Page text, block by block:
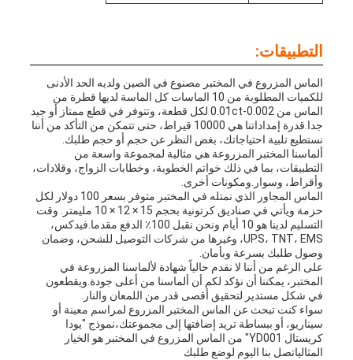
التطبيقات:
الماس المزروع في المختبر مصنوع في الصين ولديه الحد الأدنى
للكميات المطلوبة من 10 الماسات كل الماسة لديها قطرة من
الماس من 0.002-0.01ct لكل قطعة، وتتوفر في قطع ممتاز أو جيد
جدا.قدرة إمداداتنا هي 10000 قيراط، حتى تتمكن من التأكد من أننا
نستطيع تلبية احتياجاتك، بغض النظر عن حجم أو حجم طلبك.
ألماسنا المختبر المزروعة هي مثالية لمجموعة واسعة من
التطبيقات، بما في ذلك خواتم الخطوبة، وخطابات الزواج، وقلادات،
وأقراط، وسوار.ومكونات أخرى.
الماس المجاور الذي نمتله في المختبر متوفر بسعر 100 دولار لكل
حزمة ويأتي في صناديق كرتونية بحجم 15 × 12 × 10 مليمتر. وقت
التسليم لدينا هو 10 أيام ونحن نقبل 100٪ الدفع مقدما.فيدكس،
UPS، TNT، EMS، وغيرها من شركات التوصيل للشحن، وضمان
وصول طلبك بسرعة وبأمان.
على الرغم من أننا لا نقدم حالياً شهادة لألماسنا المزروعة في
المختبر، يمكننا أن نؤكد لكم أن ألماسنا من أعلى جودة.ويقطعون
في شكل مستدير لتحقيق أقصى قدر من اللمعان والنار.
سواء كنت تبحث عن الماس المختبر المزروع لمراسم معينة أو
سيناريو، أو ببساطة تريد إضافتها إلى مجموعتك،نموذج "يودا
كريستال YD001" من الماس المزروع في المختبر هو الخيار
المثالياتصل بنا اليوم لوضع طلبك